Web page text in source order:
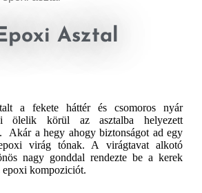
Asztal
a fekete háttér és csomoros nyár
ölelik körül az asztalba helyezett
Akár a hegy ahogy biztonságot ad egy
virág tónak. A virágtavat alkotó
nagy gonddal rendezte be a kerek
epoxi kompoziciót.